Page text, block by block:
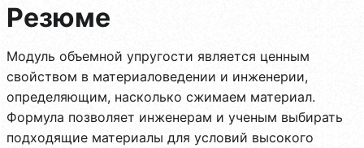
Резюме
Модуль объемной упругости является ценным
свойством в материаловедении и инженерии,
определяющим, насколько сжимаем материал.
Формула позволяет инженерам и ученым выбирать
подходящие материалы для условий высокого